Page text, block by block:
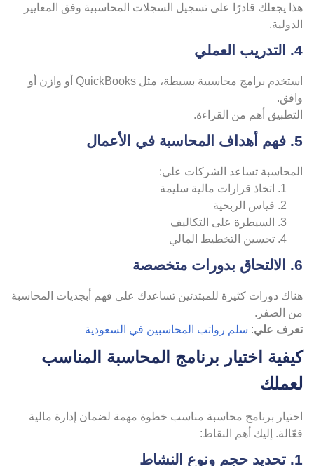
يجعلك قادرًا على تسجيل السجلات المحاسبية وفق المعايير
استخدم برامج محاسبية بسيطة، مثل QuickBooks أو وازن أو
أهم من القراءة.
تساعد الشركات على:
اتخاذ قرارات مالية سليمة
قياس الربحية
السيطرة على التكاليف
تحسين التخطيط المالي
دورات كثيرة للمبتدئين تساعدك على فهم أبجديات المحاسبة
الصفر.
علي:سلم رواتب المحاسبين في السعودية
اختيار برنامج المحاسبة المناسب
برنامج محاسبة مناسب خطوة مهمة لضمان إدارة مالية
إليك أهم النقاط: